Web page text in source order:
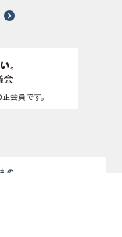
会員です。